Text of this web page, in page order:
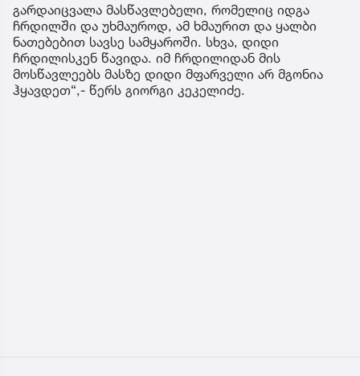
გარდაიცვალა მასწავლებელი, რომელიც იდგა
ჩრდილში და უხმაუროდ, ამ ხმაურით და ყალბი
ნათებებით სავსე სამყაროში. სხვა, დიდი
ჩრდილისკენ წავიდა. იმ ჩრდილიდან მის
მოსწავლეებს მასზე დიდი მფარველი არ მგონია
ჰყავდეთ“,- წერს გიორგი კეკელიძე.